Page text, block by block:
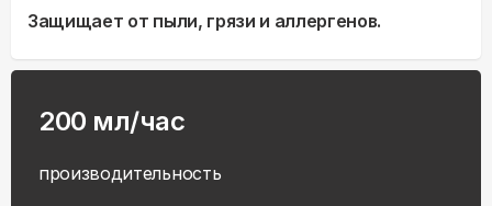
Защищает от пыли, грязи и аллергенов.
200 мл/час
производительность